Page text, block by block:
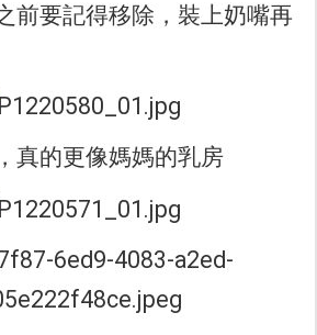
前要記得移除，裝上奶嘴再
真的更像媽媽的乳房